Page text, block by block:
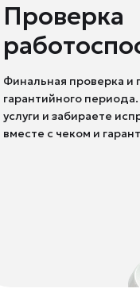
Проверка
Финальная проверка и
гарантийного
услуги и забираете
вместе с чеком и